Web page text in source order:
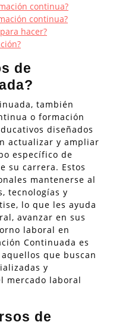
continua?
continua?
hacer?
de
también
o formación
diseñados
actualizar y ampliar
específico de
su carrera. Estos
mantenerse al
tecnologías y
lo que les ayuda
avanzar en sus
laboral en
Continuada es
que buscan
y
mercado laboral
de